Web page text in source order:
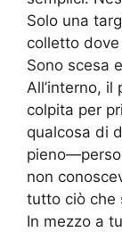
Solo una
colletto
Sono scesa
All’interno,
colpita per
qualcosa di
non
tutto ciò che
In mezzo a